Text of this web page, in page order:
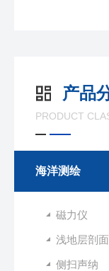
产品
PRODUCT
海洋测绘
磁力仪
浅地层剖
侧扫声纳